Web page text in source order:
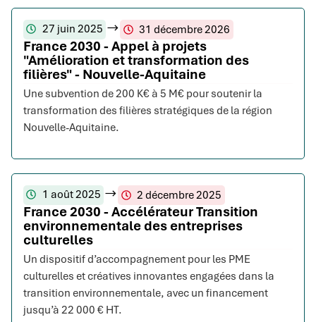
27 juin 2025 31 décembre 2026
France 2030 - Appel à projets
"Amélioration et transformation des
filières" - Nouvelle-Aquitaine
Une subvention de 200 K€ à 5 M€ pour soutenir la
transformation des filières stratégiques de la région
Nouvelle-Aquitaine.
1 août 2025 2 décembre 2025
France 2030 - Accélérateur Transition
environnementale des entreprises
culturelles
Un dispositif d’accompagnement pour les PME
culturelles et créatives innovantes engagées dans la
transition environnementale, avec un financement
jusqu’à 22 000 € HT.